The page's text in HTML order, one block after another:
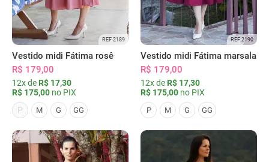
REF 2189
Vestido midi Fátima rosê
R$ 179,00
12x de R$ 17,30
R$ 175,00 no PIX
P
M G GG
REF 2190
Vestido midi Fátima marsala
R$ 179,00
12x de R$ 17,30
R$ 175,00 no PIX
P M G GG